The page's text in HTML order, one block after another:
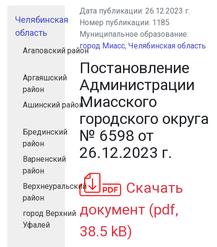
Челябинская
область
Агаповский район
Аргаяшский
район
Ашинский район
Брединский
район
Варненский
район
Верхнеуральский
район
город Верхний
Уфалей
Дата публикации:26.12.2023 г.
Номер публикации: 1185
Муниципальное образование:
город Миасс,Челябинская область
Постановление
Администрации
Миасского
городского округа
№ 6598 от
26.12.2023 г.
Скачать
документ (pdf,
38.5 kB)